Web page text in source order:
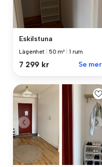
Eskilstuna
Lägenhet 50 m² 1 rum
7 299 kr Se mer